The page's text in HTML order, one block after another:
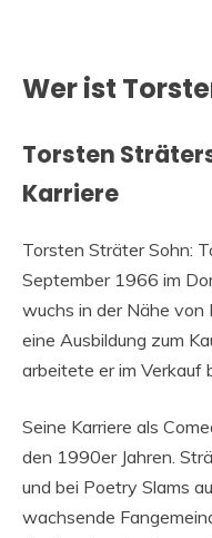
Wer ist
Torsten
Karriere
Torsten Sträter Sohn:
September 1966 im
wuchs in der Nähe
eine Ausbildung zum
arbeitete er im Verkauf
Seine Karriere als
den 1990er Jahren.
und bei Poetry Slams
wachsende